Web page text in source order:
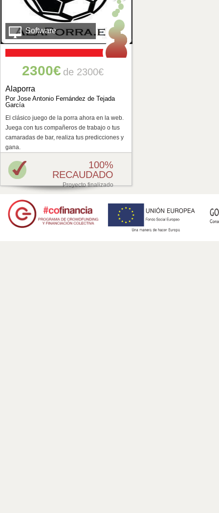
Software
2300€ de 2300€
Alaporra
Por Jose Antonio Fernández de Tejada
García
El clásico juego de la porra ahora en la web.
Juega con tus compañeros de trabajo o tus
camaradas de bar, realiza tus predicciones y
gana.
100%
RECAUDADO
Proyecto finalizado